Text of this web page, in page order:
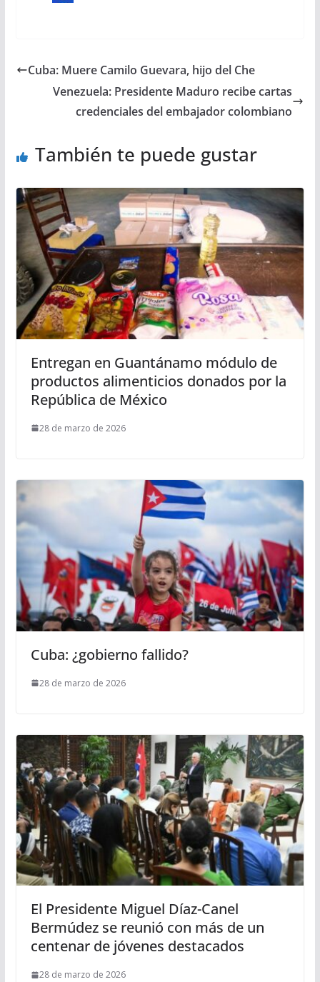
Cuba: Muere Camilo Guevara, hijo del Che
Venezuela: Presidente Maduro recibe cartas
credenciales del embajador colombiano
También te puede gustar
Entregan en Guantánamo módulo de
productos alimenticios donados por la
República de México
28 de marzo de 2026
Cuba: ¿gobierno fallido?
28 de marzo de 2026
El Presidente Miguel Díaz-Canel
Bermúdez se reunió con más de un
centenar de jóvenes destacados
28 de marzo de 2026